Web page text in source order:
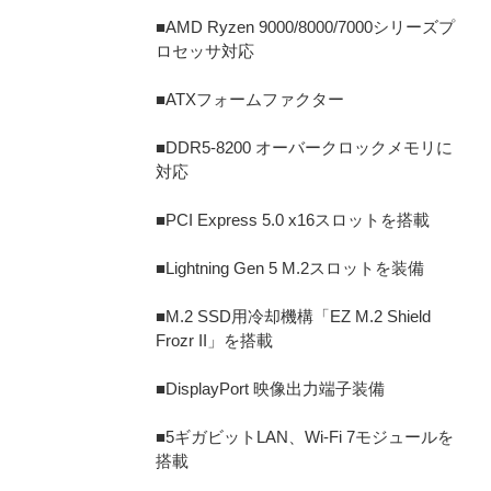
■AMD Ryzen 9000/8000/7000シリーズプ
ロセッサ対応
■ATXフォームファクター
■DDR5-8200 オーバークロックメモリに
対応
■PCI Express 5.0 x16スロットを搭載
■Lightning Gen 5 M.2スロットを装備
■M.2 SSD用冷却機構「EZ M.2 Shield
Frozr II」を搭載
■DisplayPort 映像出力端子装備
■5ギガビットLAN、Wi-Fi 7モジュールを
搭載